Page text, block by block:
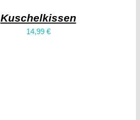
Kuschelkissen
14,99 €